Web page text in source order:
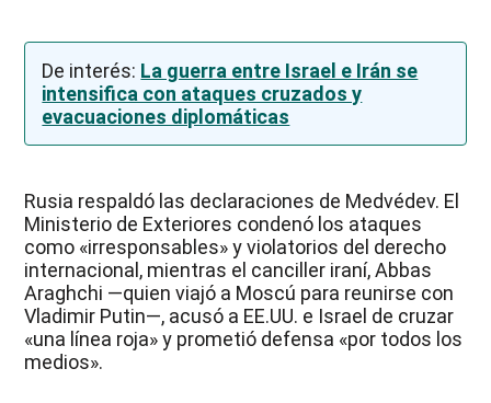
De interés: La guerra entre Israel e Irán se
intensifica con ataques cruzados y
evacuaciones diplomáticas
Rusia respaldó las declaraciones de Medvédev. El
Ministerio de Exteriores condenó los ataques
como «irresponsables» y violatorios del derecho
internacional, mientras el canciller iraní, Abbas
Araghchi —quien viajó a Moscú para reunirse con
Vladimir Putin—, acusó a EE.UU. e Israel de cruzar
«una línea roja» y prometió defensa «por todos los
medios».